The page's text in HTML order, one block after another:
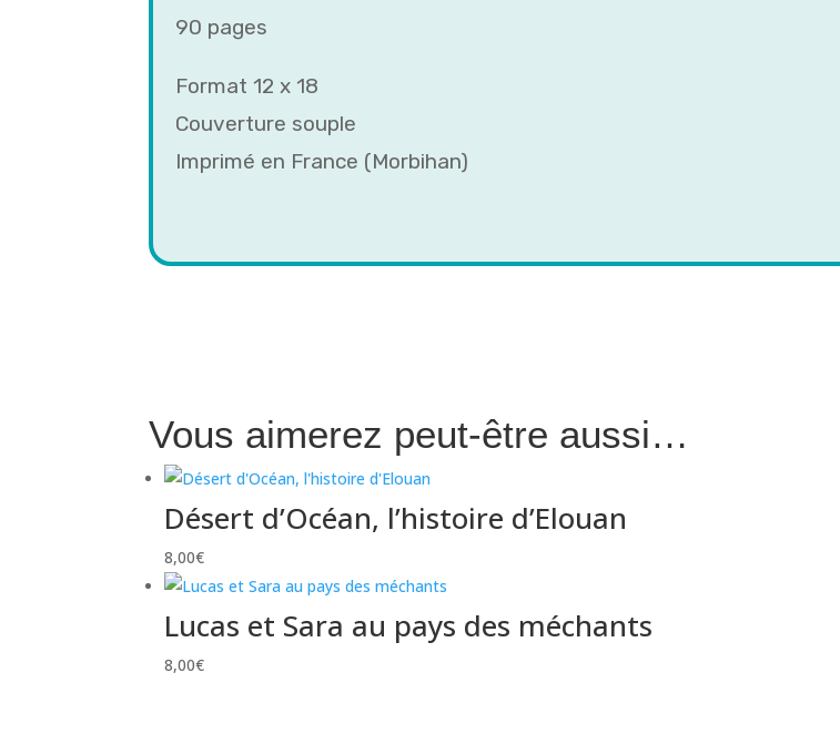
90 pages
Format 12 x 18
Couverture souple
Imprimé en France (Morbihan)
Vous aimerez peut-être aussi…
Désert d’Océan, l’histoire d’Elouan
8,00€
Lucas et Sara au pays des méchants
8,00€